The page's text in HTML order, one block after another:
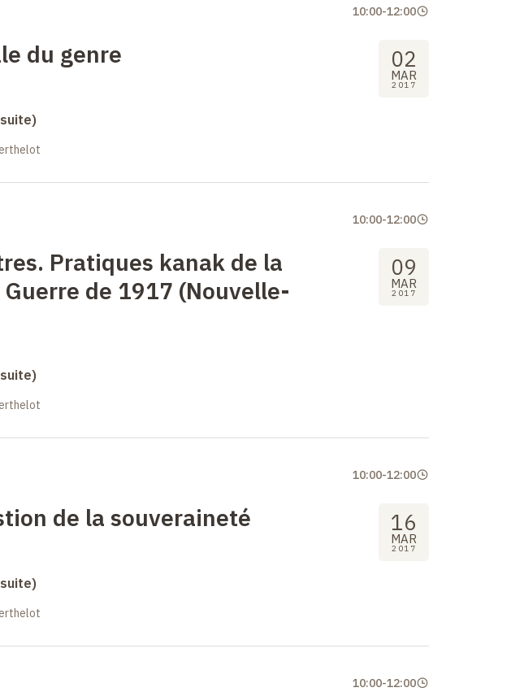
du genre 02
MAR
2017
10:00-12:00
Pratiques kanak de la
de 1917 (Nouvelle-
09
MAR
2017
10:00-12:00
de la souveraineté 16
MAR
2017
10:00-12:00
10:00-12:00